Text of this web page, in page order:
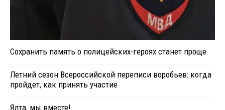
Сохранить память о полицейских-героях станет проще
Летний сезон Всероссийской переписи воробьев: когда
пройдет, как принять участие
Ялта, мы вместе!